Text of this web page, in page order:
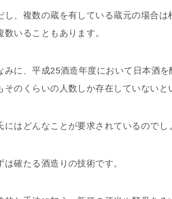
し、複数の蔵を有している蔵元の場合は
数いることもあります。
みに、平成25酒造年度において日本酒
そのくらいの人数しか存在していないと
にはどんなことが要求されているのでし
は確たる酒造りの技術です。